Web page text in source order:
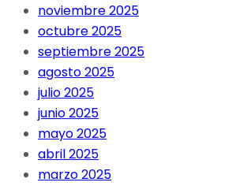
noviembre 2025
octubre 2025
septiembre 2025
agosto 2025
julio 2025
junio 2025
mayo 2025
abril 2025
marzo 2025